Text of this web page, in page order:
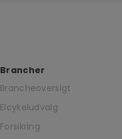
Brancher
Brancheoversigt
Elcykeludvalg
Forsikring